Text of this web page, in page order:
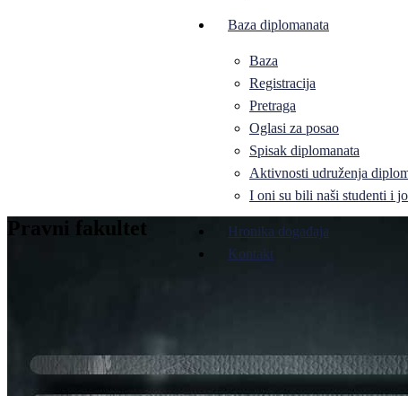
Baza diplomanata
Baza
Registracija
Pretraga
Oglasi za posao
Spisak diplomanata
Aktivnosti udruženja
I oni su bili naši studenti i
Hronika događaja
Kontakt
Pravni fakultet